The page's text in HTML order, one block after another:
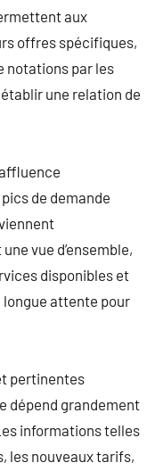
aux
offres spécifiques,
notations par les
une relation de
de demande
vue d’ensemble,
disponibles et
attente pour
pertinentes
dépend grandement
informations telles
les nouveaux tarifs,